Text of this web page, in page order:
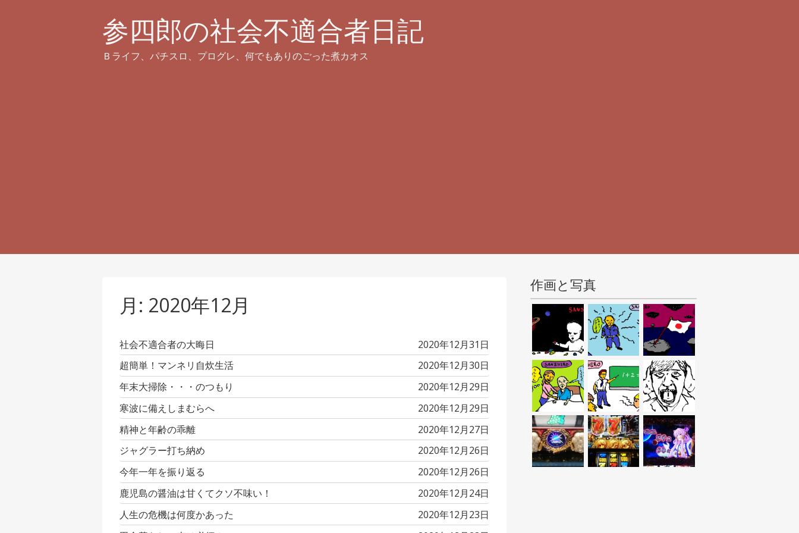
参四郎の社会不適合者日記
Ｂライフ、パチスロ、プログレ、何でもありのごった煮カオス
月: 2020年12月
社会不適合者の大晦日
投
稿
日
2020年12月31日
超簡単！マンネリ自炊生活
投
稿
日
2020年12月30日
年末大掃除・・・のつもり
投
稿
日
2020年12月29日
寒波に備えしまむらへ
投
稿
日
2020年12月29日
精神と年齢の乖離
投
稿
日
2020年12月27日
ジャグラー打ち納め
投
稿
日
2020年12月26日
今年一年を振り返る
投
稿
日
2020年12月26日
鹿児島の醤油は甘くてクソ不味い！
投
稿
日
2020年12月24日
人生の危機は何度かあった
投
稿
2020年12月23日
作画と写真